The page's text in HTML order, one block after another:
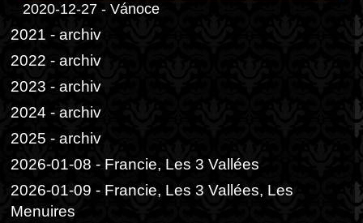
2020-12-27 - Vánoce
2021 - archiv
2022 - archiv
2023 - archiv
2024 - archiv
2025 - archiv
2026-01-08 - Francie, Les 3 Vallées
2026-01-09 - Francie, Les 3 Vallées, Les
Menuires